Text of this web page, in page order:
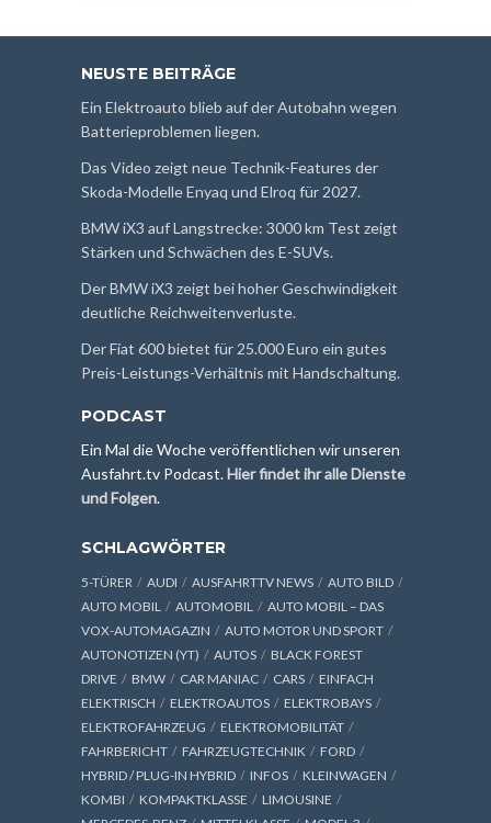
NEUSTE BEITRÄGE
Ein Elektroauto blieb auf der Autobahn wegen
Batterieproblemen liegen.
Das Video zeigt neue Technik-Features der
Skoda-Modelle Enyaq und Elroq für 2027.
BMW iX3 auf Langstrecke: 3000 km Test zeigt
Stärken und Schwächen des E-SUVs.
Der BMW iX3 zeigt bei hoher Geschwindigkeit
deutliche Reichweitenverluste.
Der Fiat 600 bietet für 25.000 Euro ein gutes
Preis-Leistungs-Verhältnis mit Handschaltung.
PODCAST
Ein Mal die Woche veröffentlichen wir unseren
Ausfahrt.tv Podcast.Hier findet ihr alle Dienste
und Folgen.
SCHLAGWÖRTER
5-TÜRER AUDI AUSFAHRTTV NEWS
AUTO BILD
AUTO MOBIL
AUTOMOBIL
AUTO MOBIL – DAS
VOX-AUTOMAGAZIN
AUTO MOTOR UND SPORT
AUTONOTIZEN (YT)
AUTOS
BLACK FOREST
DRIVE
BMW CAR MANIAC CARS
EINFACH
ELEKTRISCH
ELEKTROAUTOS
ELEKTROBAYS
ELEKTROFAHRZEUG
ELEKTROMOBILITÄT
FAHRBERICHT
FAHRZEUGTECHNIK
FORD
HYBRID / PLUG-IN HYBRID
INFOS
KLEINWAGEN
KOMBI
KOMPAKTKLASSE
LIMOUSINE